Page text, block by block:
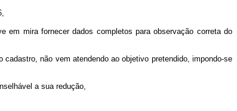
em mira fornecer dados completos para observação correta do
não vem atendendo ao objetivo pretendido, impondo-se
a sua redução,